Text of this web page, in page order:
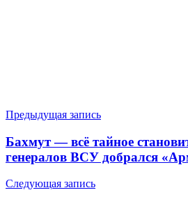
Навигация
по
записям
Предыдущая запись
Бахмут — всё тайное
генералов ВСУ добрался
Следующая запись